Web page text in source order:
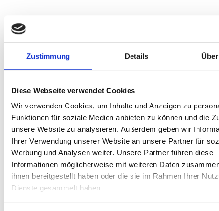
Zustimmung Details
Diese Webseite verwendet Cookies
Wir verwenden Cookies, um Inhalte und Anzeigen zu
Funktionen für soziale Medien anbieten zu können und die
unsere Website zu analysieren. Außerdem geben wir
Ihrer Verwendung unserer Website an unsere Partner für
Werbung und Analysen weiter. Unsere Partner führen diese
Informationen möglicherweise mit weiteren Daten
ihnen bereitgestellt haben oder die sie im Rahmen Ihrer
Dienste gesammelt haben.